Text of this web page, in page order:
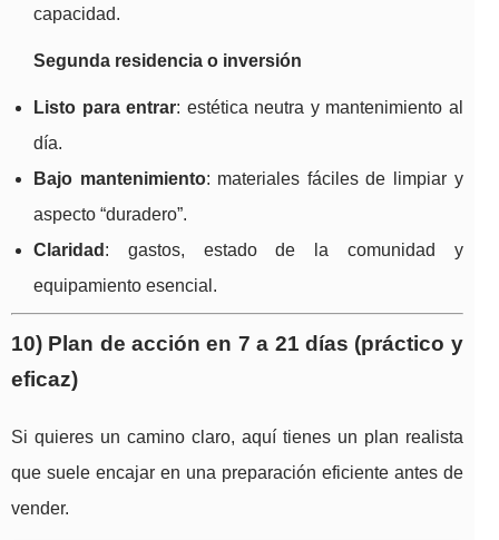
capacidad.
Segunda residencia o inversión
Listo para entrar: estética neutra y mantenimiento al
día.
Bajo mantenimiento: materiales fáciles de limpiar y
aspecto “duradero”.
Claridad : gastos, estado de la comunidad y
equipamiento esencial.
10) Plan de acción en 7 a 21 días (práctico y
eficaz)
Si quieres un camino claro, aquí tienes un plan realista
que suele encajar en una preparación eficiente antes de
vender.